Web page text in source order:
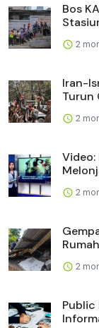
Bos
2
Iran-
Turun
2
2
2
Public